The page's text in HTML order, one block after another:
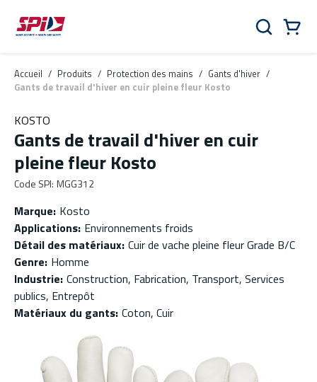
Aller au contenu principal
Skip to menu
Skip to footer
Rechercher
Accueil / Produits / Protection des mains / Gants d'hiver /
Gants de travail d'hiver en cuir pleine fleur Kosto
KOSTO
Gants de travail d'hiver en cuir
pleine fleur Kosto
Code SPI: MGG312
Marque: Kosto
Applications: Environnements froids
Détail des matériaux: Cuir de vache pleine fleur Grade B/C
Genre: Homme
Industrie: Construction, Fabrication, Transport, Services
publics, Entrepôt
Matériaux du gants: Coton, Cuir